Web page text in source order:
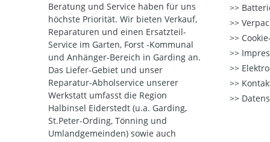
Beratung und Service haben für uns
höchste Priorität. Wir bieten Verkauf,
Reparaturen und einen Ersatzteil-
Service im Garten, Forst -Kommunal
und Anhänger-Bereich in Garding an.
Das Liefer-Gebiet und unser
Reparatur-Abholservice unserer
Werkstatt umfasst die Region
Halbinsel Eiderstedt (u.a. Garding,
St.Peter-Ording, Tönning und
Umlandgemeinden) sowie auch